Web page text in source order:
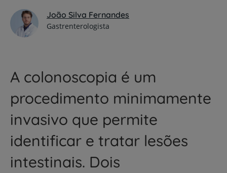
João Silva Fernandes
Gastrenterologista
A colonoscopia é um
procedimento minimamente
invasivo que permite
identificar e tratar lesões
intestinais. Dois